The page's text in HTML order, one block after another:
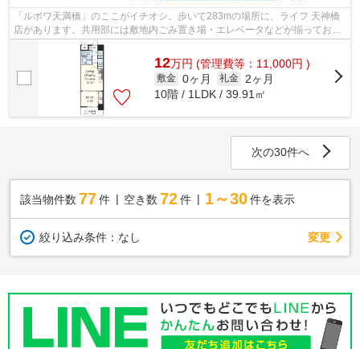
「ルボワ天満橋」のここがイチオシ。歩いて283mの場所に、ライフ 天神橋
店があります。共用部には敷地内ごみ置き場・エレベータなどが揃っており
ます。こちらはマンションタイプになり...
12万円 (管理費等：11,000円 )
敷金 0ヶ月 礼金
2ヶ月
10階 / 1LDK / 39.91㎡
次の30件へ
該当物件数 77件 空き数 72 件 1～30 件を表示
絞り込み条件： なし 変更